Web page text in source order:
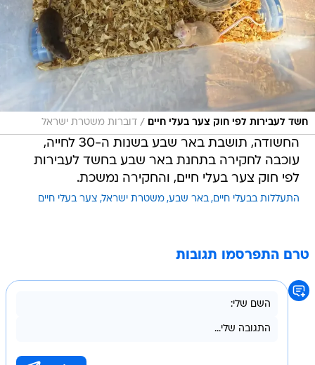
חשד לעבירות לפי חוק צער בעלי חיים / דוברות משטרת ישראל
החשודה, תושבת באר שבע בשנות ה-30 לחייה,
עוכבה לחקירה בתחנת באר שבע בחשד לעבירות
לפי חוק צער בעלי חיים, והחקירה נמשכת.
התעללות בבעלי חיים באר שבע משטרת ישראל צער בעלי חיים
טרם התפרסמו תגובות